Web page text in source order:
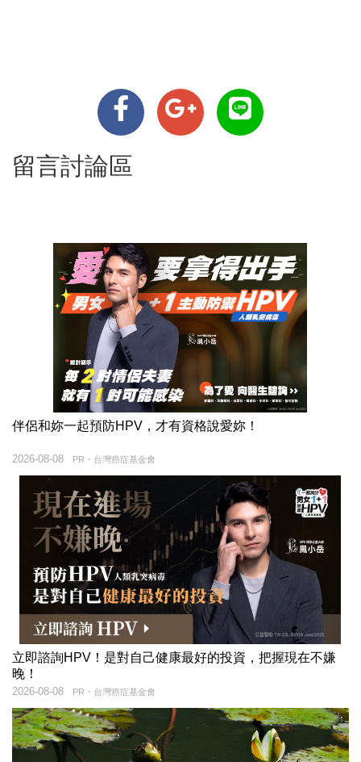
留言討論區
伴侶和妳一起預防HPV，才有資格說愛妳！
PR・台灣癌症基金會
2026-08-08
立即諮詢HPV！是對自己健康最好的投資，把握現在不嫌
晚！
PR・台灣癌症基金會
2026-08-08